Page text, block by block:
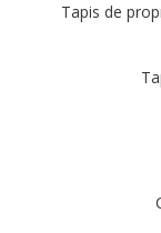
Tapis de